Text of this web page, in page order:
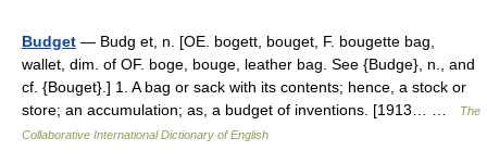
Budget — Budg et, n. [OE. bogett, bouget, F. bougette bag,
wallet, dim. of OF. boge, bouge, leather bag. See {Budge}, n., and
cf. {Bouget}.] 1. A bag or sack with its contents; hence, a stock or
store; an accumulation; as, a budget of inventions. [1913… …
The
Collaborative International Dictionary of English